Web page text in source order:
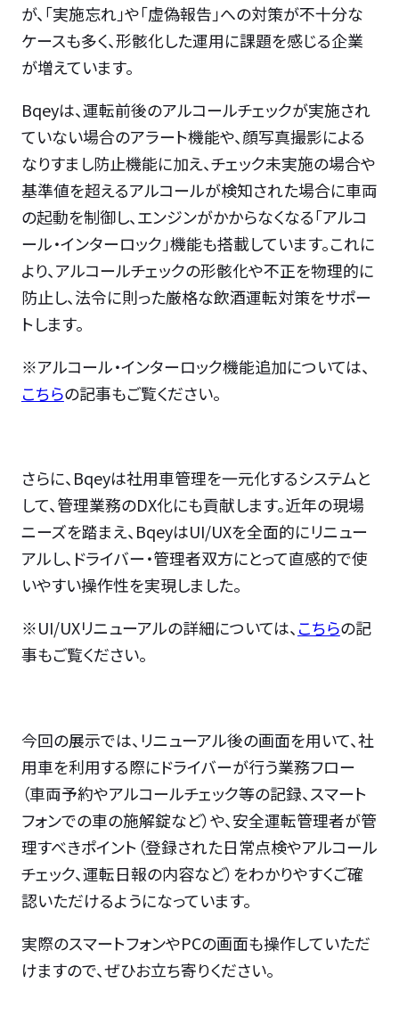
が、「実施忘れ」や「虚偽報告」への対策が不十分な
ケースも多く、形骸化した運用に課題を感じる企業
が増えています。
Bqeyは、運転前後のアルコールチェックが実施され
ていない場合のアラート機能や、顔写真撮影による
なりすまし防止機能に加え、チェック未実施の場合や
基準値を超えるアルコールが検知された場合に車両
の起動を制御し、エンジンがかからなくなる「アルコ
ール・インターロック」機能も搭載しています。これに
より、アルコールチェックの形骸化や不正を物理的に
防止し、法令に則った厳格な飲酒運転対策をサポー
トします。
※アルコール・インターロック機能追加については、
こちらの記事もご覧ください。
さらに、Bqeyは社用車管理を一元化するシステムと
して、管理業務のDX化にも貢献します。近年の現場
ニーズを踏まえ、BqeyはUI/UXを全面的にリニュー
アルし、ドライバー・管理者双方にとって直感的で使
いやすい操作性を実現しました。
※UI/UXリニューアルの詳細については、こちらの記
事もご覧ください。
今回の展示では、リニューアル後の画面を用いて、社
用車を利用する際にドライバーが行う業務フロー
（車両予約やアルコールチェック等の記録、スマート
フォンでの車の施解錠など）や、安全運転管理者が管
理すべきポイント（登録された日常点検やアルコール
チェック、運転日報の内容など）をわかりやすくご確
認いただけるようになっています。
実際のスマートフォンやPCの画面も操作していただ
けますので、ぜひお立ち寄りください。